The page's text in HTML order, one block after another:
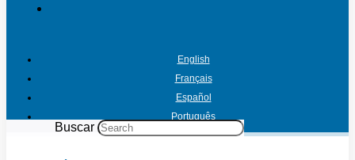
English
Français
Español
Português
Buscar